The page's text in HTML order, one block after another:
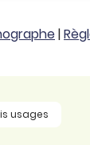
|
usages